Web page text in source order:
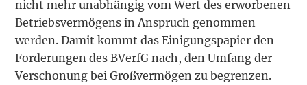
nicht mehr unabhängig vom Wert des erworbenen
Betriebsvermögens in Anspruch genommen
werden. Damit kommt das Einigungspapier den
Forderungen des BVerfG nach, den Umfang der
Verschonung bei Großvermögen zu begrenzen.